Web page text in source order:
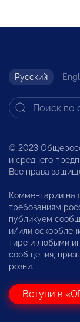
Русский
© 2023
и среднего
Все права
Комментарии на
требованиям
публикуем
и/или
тире и любыми
сообщения,
розни.
Вступи в